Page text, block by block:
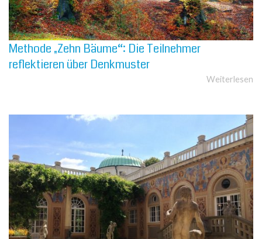
Methode „Zehn Bäume“: Die Teilnehmer
reflektieren über Denkmuster
Weiterlesen